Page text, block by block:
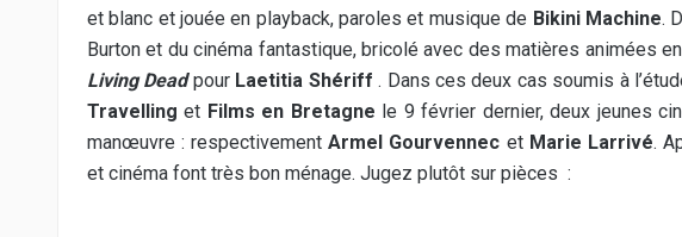
et blanc et jouée en playback, paroles et musique de Bikini Machine.
Burton et du cinéma fantastique, bricolé avec des matières animées
Living Deadpour Laetitia Shériff. Dans ces deux cas soumis à
Travelling et Films en Bretagne le 9 février dernier, deux jeunes
manœuvre : respectivementArmel Gourvennec et Marie Larrivé.
et cinéma font très bon ménage. Jugez plutôt sur pièces :